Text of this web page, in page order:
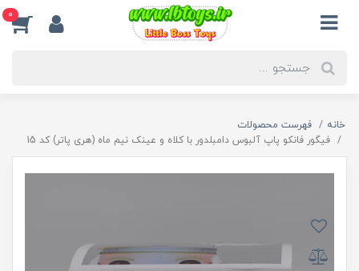
0
خانه
فهرست محصولات
فیگور فانکو پاپ آلبوس دامبلدور با کلاه و عینک نیم ماه (هری پاتر) کد 15